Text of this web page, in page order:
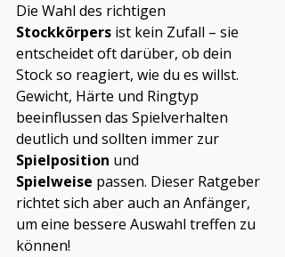
Die Wahl des richtigen
Stockkörpers ist kein Zufall – sie
entscheidet oft darüber, ob dein
Stock so reagiert, wie du es willst.
Gewicht, Härte und Ringtyp
beeinflussen das Spielverhalten
deutlich und sollten immer zur
Spielposition und
Spielweise passen. Dieser Ratgeber
richtet sich aber auch an Anfänger,
um eine bessere Auswahl treffen zu
können!